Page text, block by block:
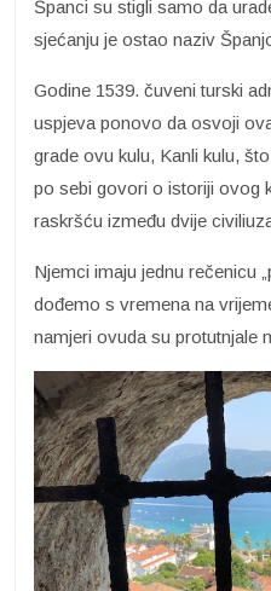
Španci su stigli samo da
sjećanju je ostao naziv
Godine 1539. čuveni turski
uspjeva ponovo da osvoji
grade ovu kulu, Kanli kulu,
po sebi govori o istoriji ovog
raskršću između dvije
Njemci imaju jednu rečenicu
dođemo s vremena na
namjeri ovuda su protutnjale